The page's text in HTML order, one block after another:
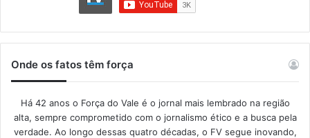
Onde os fatos têm força
Há 42 anos o Força do Vale é o jornal mais lembrado na região
alta, sempre comprometido com o jornalismo ético e a busca pela
verdade. Ao longo dessas quatro décadas, o FV segue inovando,